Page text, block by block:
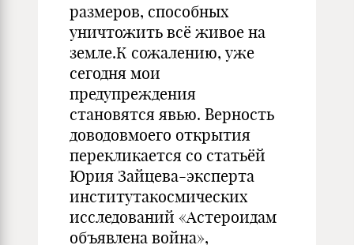
размеров, способных
уничтожить всё живое на
земле.К сожалению, уже
сегодня мои
предупреждения
становятся явью. Верность
доводовмоего открытия
перекликается со статьёй
Юрия Зайцева-эксперта
институтакосмических
исследований «Астероидам
объявлена война»,